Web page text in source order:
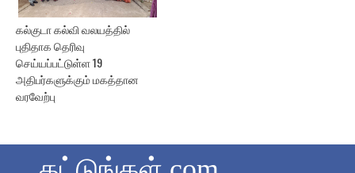
கல்குடா கல்வி வலயத்தில்
புதிதாக தெரிவு
செய்யப்பட்டுள்ள 19
அதிபர்களுக்கும் மகத்தான
வரவேற்பு